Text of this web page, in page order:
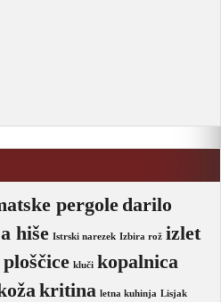
pergole darilo
hiše Istrski narezek Izbira rož izlet
kluči kopalnica
kritina letna kuhinja Lisjak